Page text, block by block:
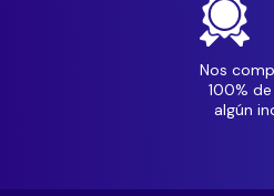
Nos
100%
algún